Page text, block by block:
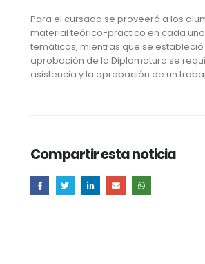
Para el cursado se proveerá a los
material teórico-práctico en cada
temáticos, mientras que se
aprobación de la Diplomatura se
asistencia y la aprobación de un
Compartir esta noticia